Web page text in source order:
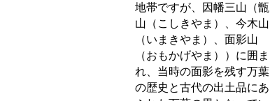
地帯ですが、因幡三山（甑
山（こしきやま）、今木山
（いまきやま）、面影山
（おもかげやま））に囲ま
れ、当時の面影を残す万葉
の歴史と古代の出土品にあ